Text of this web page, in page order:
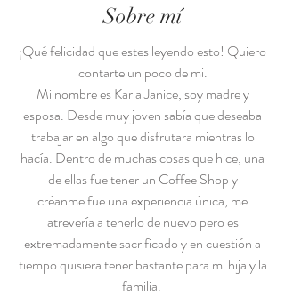
Sobre mí
¡Qué felicidad que estes leyendo esto! Quiero
contarte un poco de mi.
Mi nombre es Karla Janice, soy madre y
esposa. Desde muy joven sabía que deseaba
trabajar en algo que disfrutara mientras lo
hacía. Dentro de muchas cosas que hice, una
de ellas fue tener un Coffee Shop y
créanmefue una experiencia única, me
atrevería a tenerlo de nuevo pero es
extremadamente sacrificado y encuestióna
tiempo quisiera tener bastante para mi hija y la
familia.